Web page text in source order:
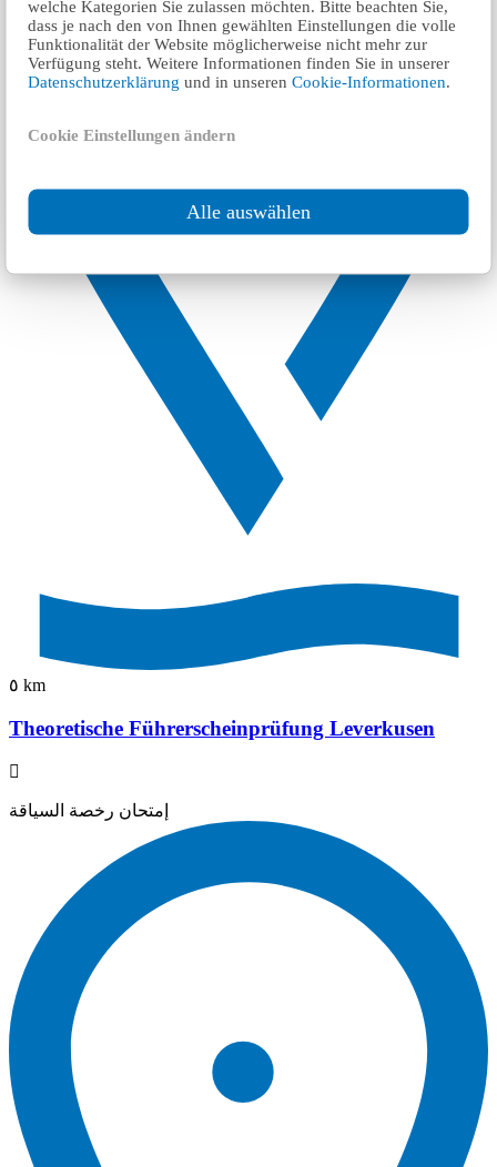
welche Kategorien Sie zulassen möchten. Bitte beachten Sie,
dass je nach den von Ihnen gewählten Einstellungen die volle
Funktionalität der Website möglicherweise nicht mehr zur
Verfügung steht. Weitere Informationen finden Sie in unserer
Datenschutzerklärungund in unserenCookie-Informationen.
Cookie Einstellungen ändern
Alle auswählen
٥ km
Theoretische Führerscheinprüfung Leverkusen
إمتحان رخصة السياقة